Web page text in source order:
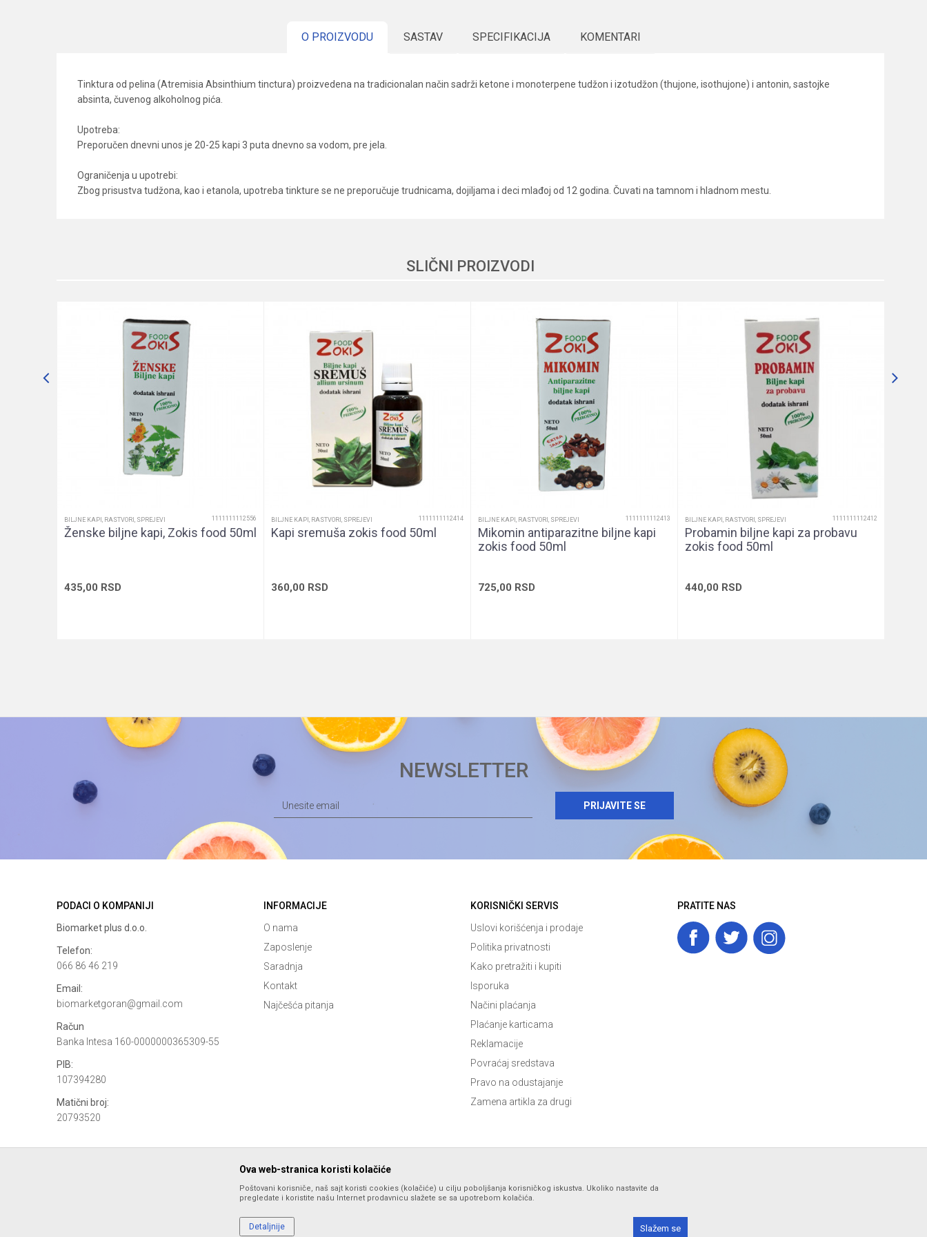
O PROIZVODU SASTAV SPECIFIKACIJA KOMENTARI
Tinktura od pelina (Atremisia Absinthium tinctura) proizvedena na tradicionalan način sadrži ketone i monoterpene tudžon i izotudžon (thujone, isothujone) i antonin, sastojke
absinta, čuvenog alkoholnog pića.
Upotreba:
Preporučen dnevni unos je 20-25 kapi 3 puta dnevno sa vodom, pre jela.
Ograničenja u upotrebi:
Zbog prisustva tudžona, kao i etanola, upotreba tinkture se ne preporučuje trudnicama, dojiljama i deci mlađoj od 12 godina. Čuvati na tamnom i hladnom mestu.
Golden oil
Nutritivne informacije
Sadržaj pakovanja
POŠALJI
SLIČNI PROIZVODI
BILJNE KAPI, RASTVORI, SPREJEVI 1111111112556
Ženske biljne kapi, Zokis food 50ml
435,00 RSD
BILJNE KAPI, RASTVORI, SPREJEVI 1111111112414
Kapi sremuša zokis food 50ml
360,00 RSD
BILJNE KAPI, RASTVORI, SPREJEVI 1111111112413
Mikomin antiparazitne biljne kapi
zokis food 50ml
725,00 RSD
BILJNE KAPI, RASTVORI, SPREJEVI 1111111112412
Probamin biljne kapi za probavu
zokis food 50ml
440,00 RSD
NEWSLETTER
PRIJAVITE SE
PODACI O KOMPANIJI
Biomarket plus d.o.o.
Telefon:
066 86 46 219
Email:
biomarketgoran@gmail.com
Račun
Banka Intesa 160-0000000365309-55
PIB:
107394280
Matični broj:
20793520
INFORMACIJE
O nama
Zaposlenje
Saradnja
Kontakt
Najčešća pitanja
KORISNIČKI SERVIS
Uslovi korišćenja i prodaje
Politika privatnosti
Kako pretražiti i kupiti
Isporuka
Načini plaćanja
Plaćanje karticama
Reklamacije
Povraćaj sredstava
Pravo na odustajanje
Zamena artikla za drugi
PRATITE NAS
ponude i ne podrazumeva da su dostupni u svakom trenutku. Raspoloživost robe možete proveriti pozivom Call Centra na 066 86 46 219
Ova web-stranica koristi kolačiće
Poštovani korisniče, naš sajt koristi cookies (kolačiće) u cilju poboljšanja korisničkog iskustva. Ukoliko nastavite da
pregledate i koristite našu Internet prodavnicu slažete se sa upotrebom kolačića.
Detaljnije Slažem se